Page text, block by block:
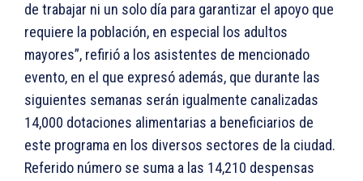
de trabajar ni un solo día para garantizar el apoyo que
requiere la población, en especial los adultos
mayores”, refirió a los asistentes de mencionado
evento, en el que expresó además, que durante las
siguientes semanas serán igualmente canalizadas
14,000 dotaciones alimentarias a beneficiarios de
este programa en los diversos sectores de la ciudad.
Referido número se suma a las 14,210 despensas